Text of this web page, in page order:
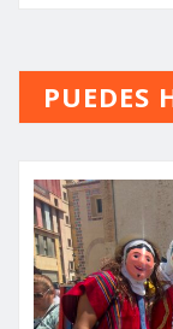
PUEDES